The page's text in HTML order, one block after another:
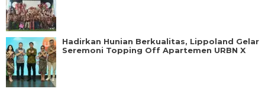
Hadirkan Hunian Berkualitas, Lippoland Gelar
Seremoni Topping Off Apartemen URBN X